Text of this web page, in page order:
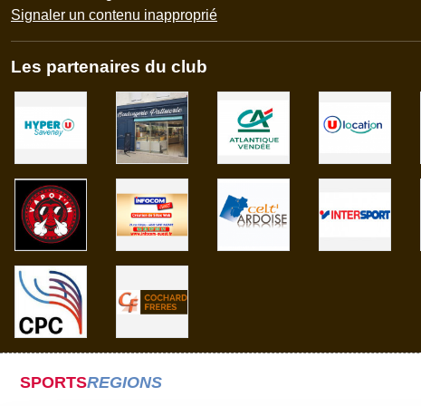
Signaler un contenu inapproprié
Les partenaires du club
SPORTSREGIONS